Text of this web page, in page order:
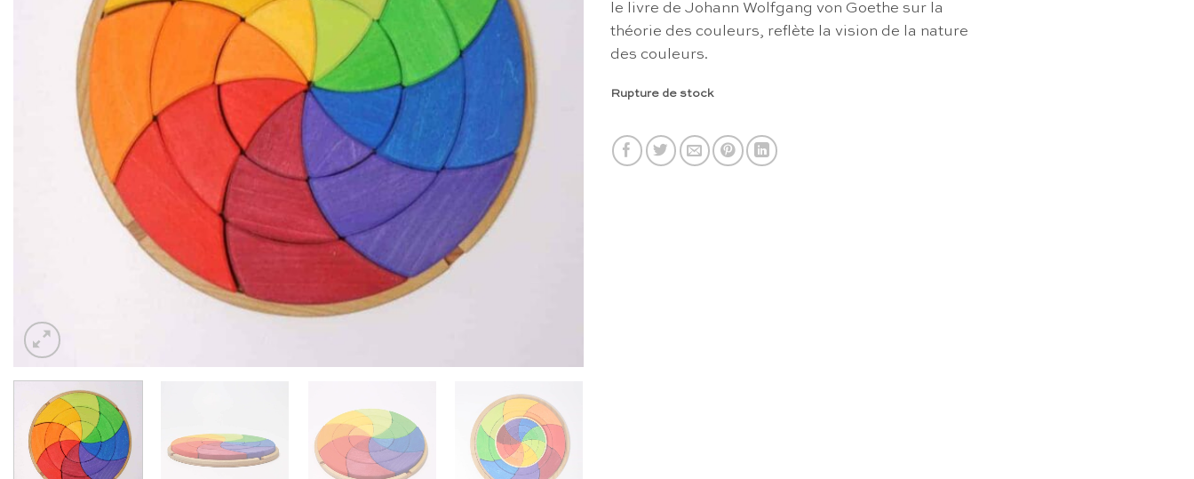
le livre de Johann Wolfgang von Goethe sur la
théorie des couleurs, reflète la vision de la nature
des couleurs.
Rupture de stock